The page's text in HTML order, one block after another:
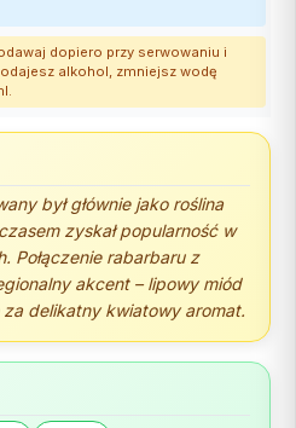
dopiero przy serwowaniu i
alkohol, zmniejsz wodę
był głównie jako roślina
zyskał popularność w
Połączenie rabarbaru z
akcent – lipowy miód
delikatny kwiatowy aromat.